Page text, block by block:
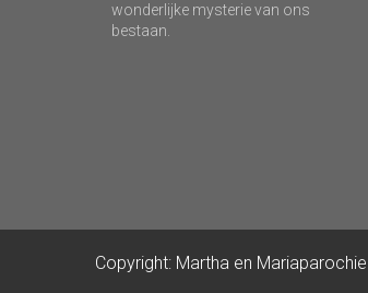
wonderlijke mysterie van ons
bestaan.
Copyright: Martha en Mariaparochie